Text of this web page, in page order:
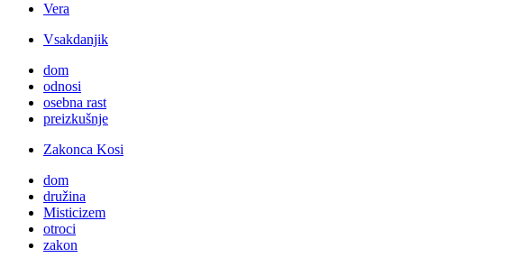
Vera
Vsakdanjik
dom
odnosi
osebna rast
preizkušnje
Zakonca Kosi
dom
družina
Misticizem
otroci
zakon